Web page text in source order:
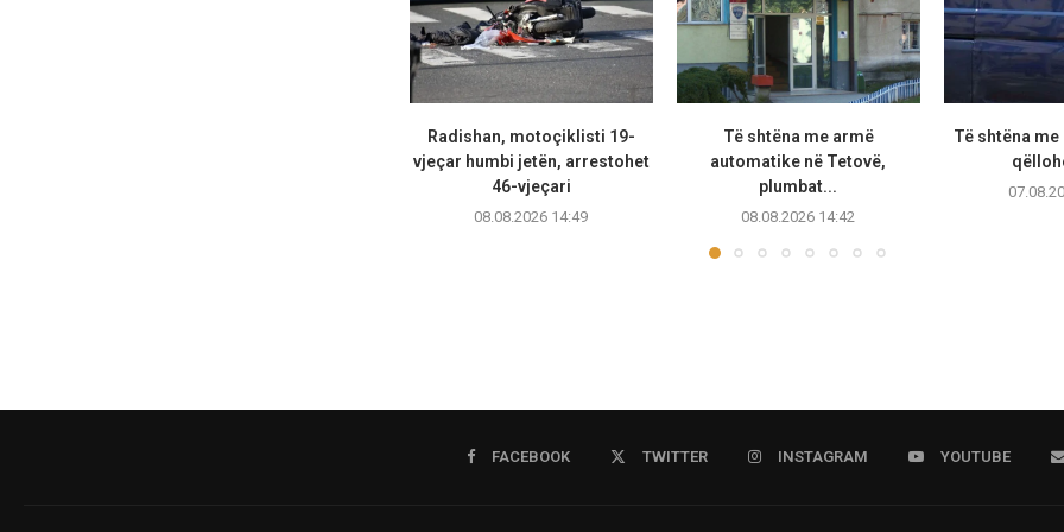
Radishan, motoçiklisti 19-
vjeçar humbi jetën, arrestohet
46-vjeçari
08.08.2026 14:49
Të shtëna me armë
automatike në Tetovë,
plumbat...
08.08.2026 14:42
Të shtëna
FACEBOOK TWITTER INSTAGRAM YOUTUBE